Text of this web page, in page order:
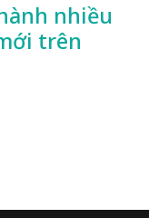
nhiều
trên